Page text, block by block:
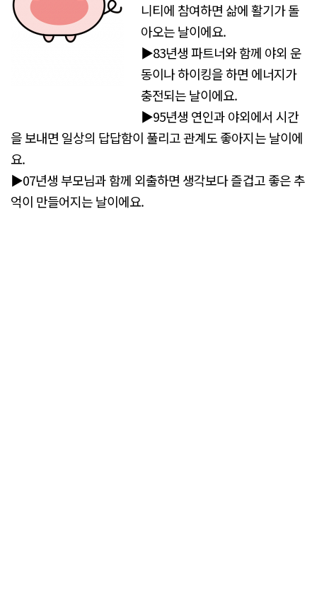
니티에 참여하면 삶에 활기가 돌
아오는 날이에요.
▶83년생 파트너와 함께 야외 운
동이나 하이킹을 하면 에너지가
충전되는 날이에요.
▶95년생 연인과 야외에서 시간
을 보내면 일상의 답답함이 풀리고 관계도 좋아지는 날이에
요.
▶07년생 부모님과 함께 외출하면 생각보다 즐겁고 좋은 추
억이 만들어지는 날이에요.